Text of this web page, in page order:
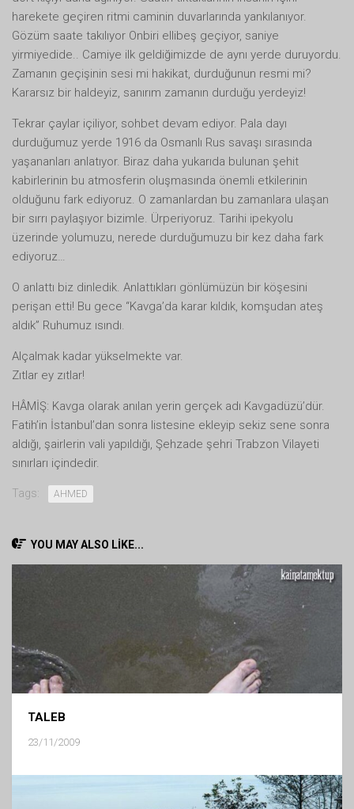
harekete geçiren ritmi caminin duvarlarında yankılanıyor.
Gözüm saate takılıyor Onbiri ellibeş geçiyor, saniye
yirmiyedide.. Camiye ilk geldiğimizde de aynı yerde duruyordu.
Zamanın geçişinin sesi mi hakikat, durduğunun resmi mi?
Kararsız bir haldeyiz, sanırım zamanın durduğu yerdeyiz!
Tekrar çaylar içiliyor, sohbet devam ediyor. Pala dayı
durduğumuz yerde 1916 da Osmanlı Rus savaşı sırasında
yaşananları anlatıyor. Biraz daha yukarıda bulunan şehit
kabirlerinin bu atmosferin oluşmasında önemli etkilerinin
olduğunu fark ediyoruz. O zamanlardan bu zamanlara ulaşan
bir sırrı paylaşıyor bizimle. Ürperiyoruz. Tarihi ipekyolu
üzerinde yolumuzu, nerede durduğumuzu bir kez daha fark
ediyoruz…
O anlattı biz dinledik. Anlattıkları gönlümüzün bir köşesini
perişan etti! Bu gece “Kavga’da karar kıldık, komşudan ateş
aldık” Ruhumuz ısındı.
Alçalmak kadar yükselmekte var.
Zıtlar ey zıtlar!
HÂMİŞ: Kavga olarak anılan yerin gerçek adı Kavgadüzü’dür.
Fatih’in İstanbul’dan sonra listesine ekleyip sekiz sene sonra
aldığı, şairlerin vali yapıldığı, Şehzade şehri Trabzon Vilayeti
sınırları içindedir.
Tags: AHMED
YOU MAY ALSO LIKE...
TALEB
23/11/2009